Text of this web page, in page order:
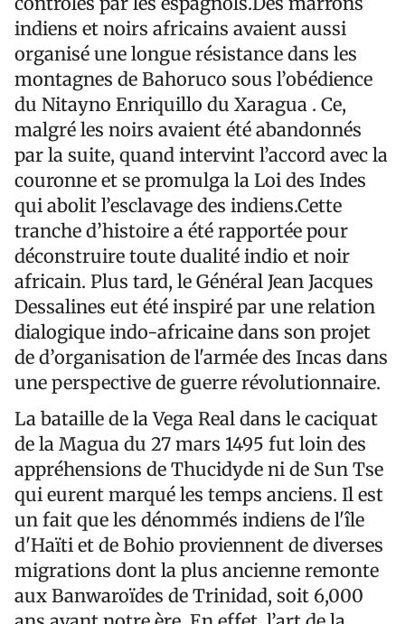
indiens et noirs africains avaient aussi
organisé une longue résistance dans les
montagnes de Bahoruco sous l’obédience
du Nitayno Enriquillo du Xaragua . Ce,
malgré les noirs avaient été abandonnés
par la suite, quand intervint l’accord avec la
couronne et se promulga la Loi des Indes
qui abolit l’esclavage des indiens.Cette
tranche d’histoire a été rapportée pour
déconstruire toute dualité indio et noir
africain. Plus tard, le Général Jean Jacques
Dessalines eut été inspiré par une relation
dialogique indo-africaine dans son projet
de d’organisation de l'armée des Incas dans
une perspective de guerre révolutionnaire.
La bataille de la Vega Real dans le caciquat
de la Magua du 27 mars 1495 fut loin des
appréhensions de Thucidyde ni de Sun Tse
qui eurent marqué les temps anciens. Il est
un fait que les dénommés indiens de l'île
d'Haïti et de Bohio proviennent de diverses
migrations dont la plus ancienne remonte
aux Banwaroïdes de Trinidad, soit 6,000